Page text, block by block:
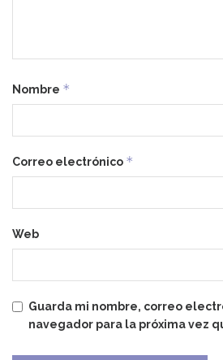
Nombre *
Correo electrónico *
Web
Guarda mi nombre, correo
navegador para la próxima vez